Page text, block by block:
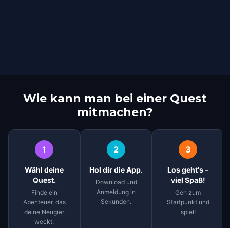
Wie kann man bei einer Quest
mitmachen?
1
Wähl deine
Quest.
Finde ein
Abenteuer, das
deine Neugier
weckt.
2
Hol dir die App.
Download und
Anmeldung in
Sekunden.
3
Los geht's –
viel Spaß!
Geh zum
Startpunkt und
spiel!